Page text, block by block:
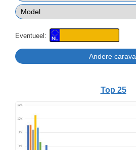
Eventueel:
Top 25